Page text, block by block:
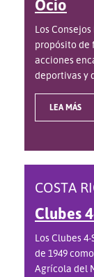
Ocio
Los
propósito de
acciones
deportivas y
LEA MÁS
COSTA
Clubes
Los Clubes
de 1949
Agrícola del